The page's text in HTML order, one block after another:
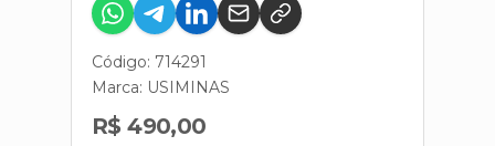
Código: 714291
Marca: USIMINAS
R$ 490,00